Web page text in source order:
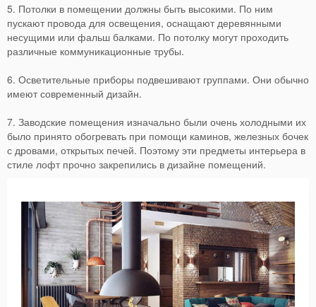
5. Потолки в помещении должны быть высокими. По ним
пускают провода для освещения, оснащают деревянными
несущими или фальш балками. По потолку могут проходить
различные коммуникационные трубы.
6. Осветительные приборы подвешивают группами. Они обычно
имеют современный дизайн.
7. Заводские помещения изначально были очень холодными их
было принято обогревать при помощи каминов, железных бочек
с дровами, открытых печей. Поэтому эти предметы интерьера в
стиле лофт прочно закрепились в дизайне помещений.